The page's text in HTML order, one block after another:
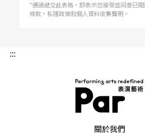
*通過遞交此表格，即表示您接受並同意已
條款，私隱政策和個人資料收集聲明。
:::
關於我們